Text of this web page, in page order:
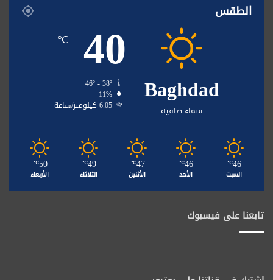
الطقس
Baghdad
سماء صافية
40
℃
46º - 38º
11%
6.05 كيلومتر/ساعة
46
℃
السبت
46
℃
الأحد
47
℃
الأثنين
49
℃
الثلاثاء
50
℃
الأربعاء
تابعنا على فيسبوك